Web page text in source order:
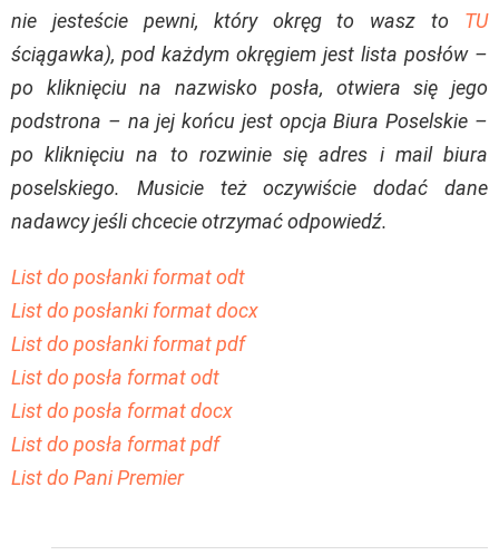
nie jesteście pewni, który okręg to wasz to TU
ściągawka), pod każdym okręgiem jest lista posłów –
po kliknięciu na nazwisko posła, otwiera się jego
podstrona – na jej końcu jest opcja Biura Poselskie –
po kliknięciu na to rozwinie się adres i mail biura
poselskiego. Musicie też oczywiście dodać dane
nadawcy jeśli chcecie otrzymać odpowiedź.
List do posłanki format odt
List do posłanki format docx
List do posłanki format pdf
List do posła format odt
List do posła format docx
List do posła format pdf
List do Pani Premier